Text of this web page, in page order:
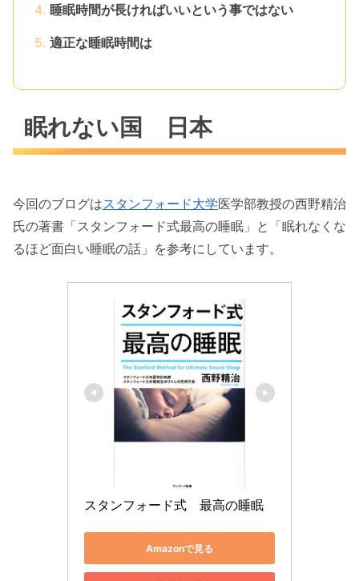
睡眠時間が長ければいいという事ではない
適正な睡眠時間は
眠れない国 日本
今回のブログはスタンフォード大学医学部教授の西野精治
氏の著書「スタンフォード式最高の睡眠」と「眠れなくな
るほど面白い睡眠の話」を参考にしています。
スタンフォード式　最高の睡眠
Amazonで見る